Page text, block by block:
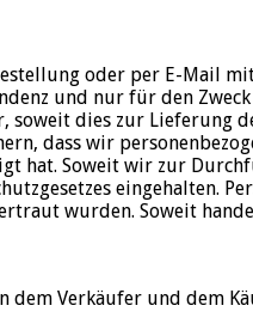
oder per E-Mail
und nur für den
dies zur Lieferung
dass wir
hat. Soweit wir zur
eingehalten.
wurden. Soweit
Verkäufer und dem